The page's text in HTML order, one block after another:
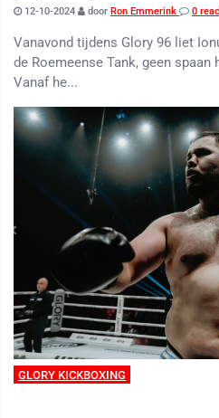
12-10-2024 door Ron Emmerink 0
Vanavond tijdens Glory 96 liet
de Roemeense Tank, geen spaan
Vanaf he...
GLORY KICKBOXING